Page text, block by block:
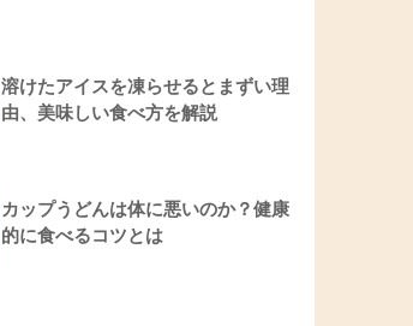
溶けたアイスを凍らせるとまずい理
由、美味しい食べ方を解説
カップうどんは体に悪いのか？健康
的に食べるコツとは